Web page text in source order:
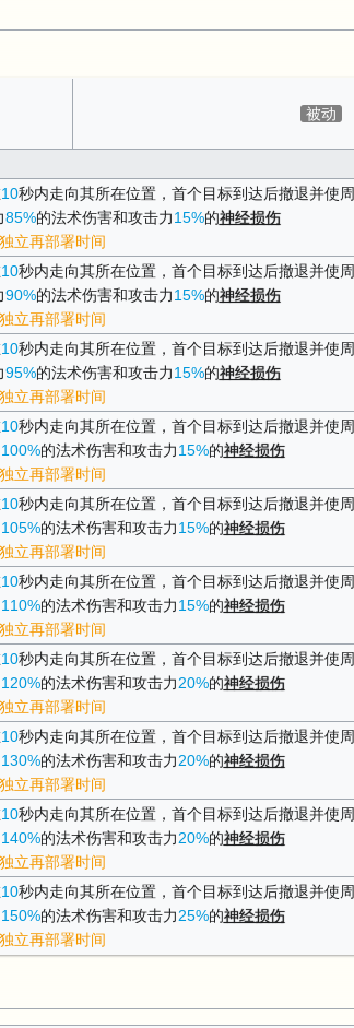
被动
10秒内走向其所在位置，首个目标到达后撤退并使周
85%的法术伤害和攻击力15%的神经损伤
立再部署时间
10秒内走向其所在位置，首个目标到达后撤退并使周
90%的法术伤害和攻击力15%的神经损伤
立再部署时间
10秒内走向其所在位置，首个目标到达后撤退并使周
95%的法术伤害和攻击力15%的神经损伤
立再部署时间
10秒内走向其所在位置，首个目标到达后撤退并使周
100%的法术伤害和攻击力15%的神经损伤
立再部署时间
10秒内走向其所在位置，首个目标到达后撤退并使周
105%的法术伤害和攻击力15%的神经损伤
立再部署时间
10秒内走向其所在位置，首个目标到达后撤退并使周
110%的法术伤害和攻击力15%的神经损伤
立再部署时间
10秒内走向其所在位置，首个目标到达后撤退并使周
120%的法术伤害和攻击力20%的神经损伤
立再部署时间
10秒内走向其所在位置，首个目标到达后撤退并使周
130%的法术伤害和攻击力20%的神经损伤
立再部署时间
10秒内走向其所在位置，首个目标到达后撤退并使周
140%的法术伤害和攻击力20%的神经损伤
立再部署时间
10秒内走向其所在位置，首个目标到达后撤退并使周
150%的法术伤害和攻击力25%的神经损伤
立再部署时间